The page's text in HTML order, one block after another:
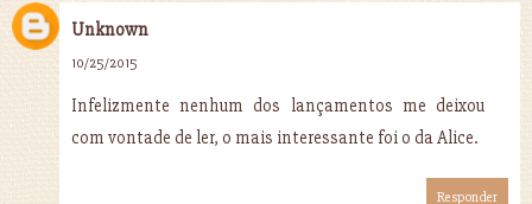
Unknown
10/25/2015
Infelizmente nenhum dos lançamentos me deixou
com vontade de ler, o mais interessante foi o da Alice.
Responder